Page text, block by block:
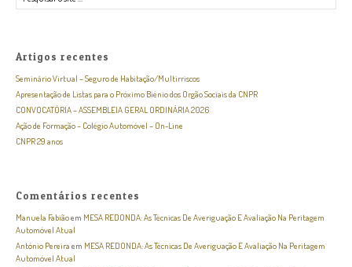
Artigos recentes
Seminário Virtual – Seguro de Habitação/Multirriscos
Apresentação de Listas para o Próximo Biénio dos Orgão Sociais da CNPR
CONVOCATÓRIA – ASSEMBLEIA GERAL ORDINÁRIA 2026
Ação de Formação – Colégio Automóvel – On-Line
CNPR 29 anos
Comentários recentes
Manuela Fabiãoem MESA REDONDA: As Técnicas De Averiguação E Avaliação Na Peritagem
Automóvel Atual
António Pereira em MESA REDONDA: As Técnicas De Averiguação E Avaliação Na Peritagem
Automóvel Atual